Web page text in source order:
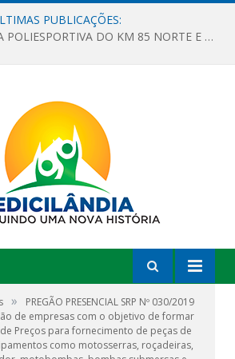
PUBLICAÇÕES:
OBRAS DA QUADRA POLIESPORTIVA DO KM 85 NORTE E DA ESCOLA GASPAR VIANA AVANÇAM
»
PREGÃO PRESENCIAL SRP Nº 030/2019
de empresas com o objetivo de formar
Preços para fornecimento de peças de
como motosserras, roçadeiras,